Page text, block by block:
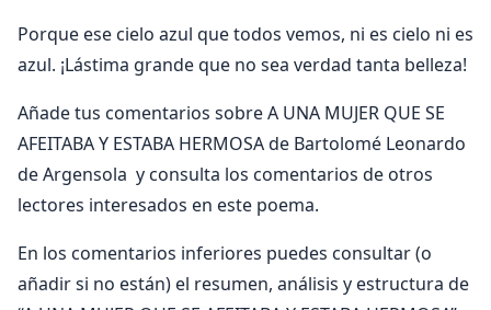
Porque ese cielo azul que todos vemos, ni es cielo ni es
azul. ¡Lástima grande que no sea verdad tanta belleza!
Añade tus comentarios sobre A UNA MUJER QUE SE
AFEITABA Y ESTABA HERMOSA de Bartolomé Leonardo
de Argensola y consulta los comentarios de otros
lectores interesados en este poema.
En los comentarios inferiores puedes consultar (o
añadir si no están) el resumen, análisis y estructura de